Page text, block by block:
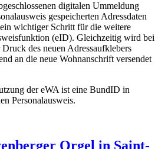
digitalen Ummeldung
gespeicherten Adressdaten
wichtiger Schritt für die weitere
(eID). Gleichzeitig wird bei
des neuen Adressaufklebers
an die neue Wohnanschrift versendet
der eWA ist eine BundID in
Personalausweis.
Orgel in Saint-